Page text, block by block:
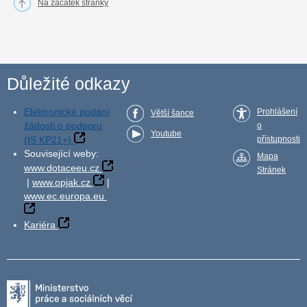
Na začátek stránky
Důležité odkazy
Elektronické podání
žádosti o podporu
(IS KP21+)
Související weby:
www.dotaceeu.cz
| www.opjak.cz
|
www.ec.europa.eu
Kariéra
Větší šance
Youtube
Prohlášení
o
přístupnosti
Mapa
Stránek